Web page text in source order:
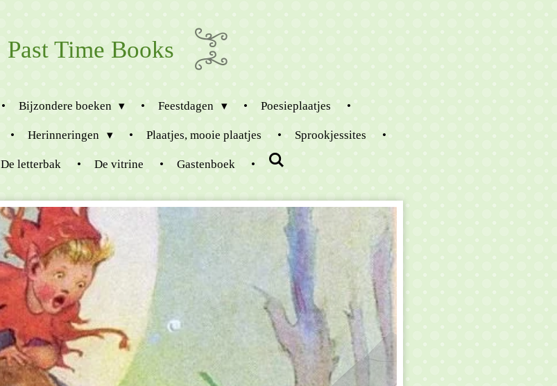
Past Time Books
Bijzondere boeken Feestdagen Poesieplaatjes
Herinneringen Plaatjes, mooie plaatjes Sprookjessites
De letterbak De vitrine Gastenboek